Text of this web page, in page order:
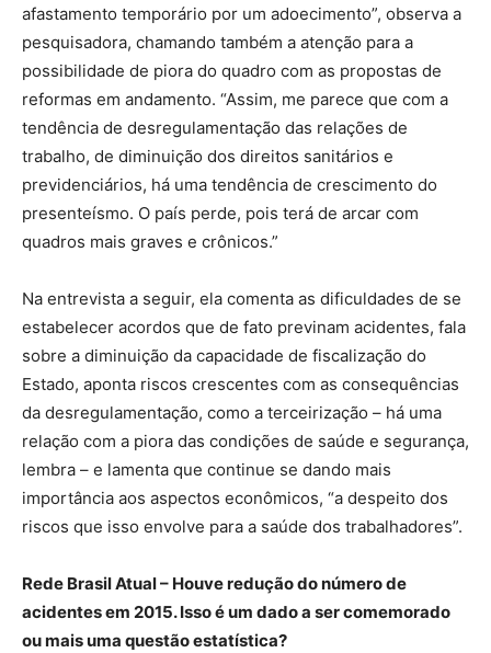
afastamento temporário por um adoecimento”, observa a
pesquisadora, chamando também a atenção para a
possibilidade de piora do quadro com as propostas de
reformas em andamento. “Assim, me parece que com a
tendência de desregulamentação das relações de
trabalho, de diminuição dos direitos sanitários e
previdenciários, há uma tendência de crescimento do
presenteísmo. O país perde, pois terá de arcar com
quadros mais graves e crônicos.”
Na entrevista a seguir, ela comenta as dificuldades de se
estabelecer acordos que de fato previnam acidentes, fala
sobre a diminuição da capacidade de fiscalização do
Estado, aponta riscos crescentes com as consequências
da desregulamentação, como a terceirização – há uma
relação com a piora das condições de saúde e segurança,
lembra – e lamenta que continue se dando mais
importância aos aspectos econômicos, “a despeito dos
riscos que isso envolve para a saúde dos trabalhadores”.
Rede Brasil Atual – Houve redução do número de
acidentes em 2015. Isso é um dado a ser comemorado
ou mais uma questão estatística?